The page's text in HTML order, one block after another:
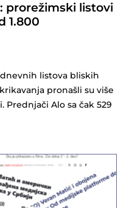
prorežimski listovi
1.800
listova bliskih
pronašli su više
Prednjači Alo sa čak 529